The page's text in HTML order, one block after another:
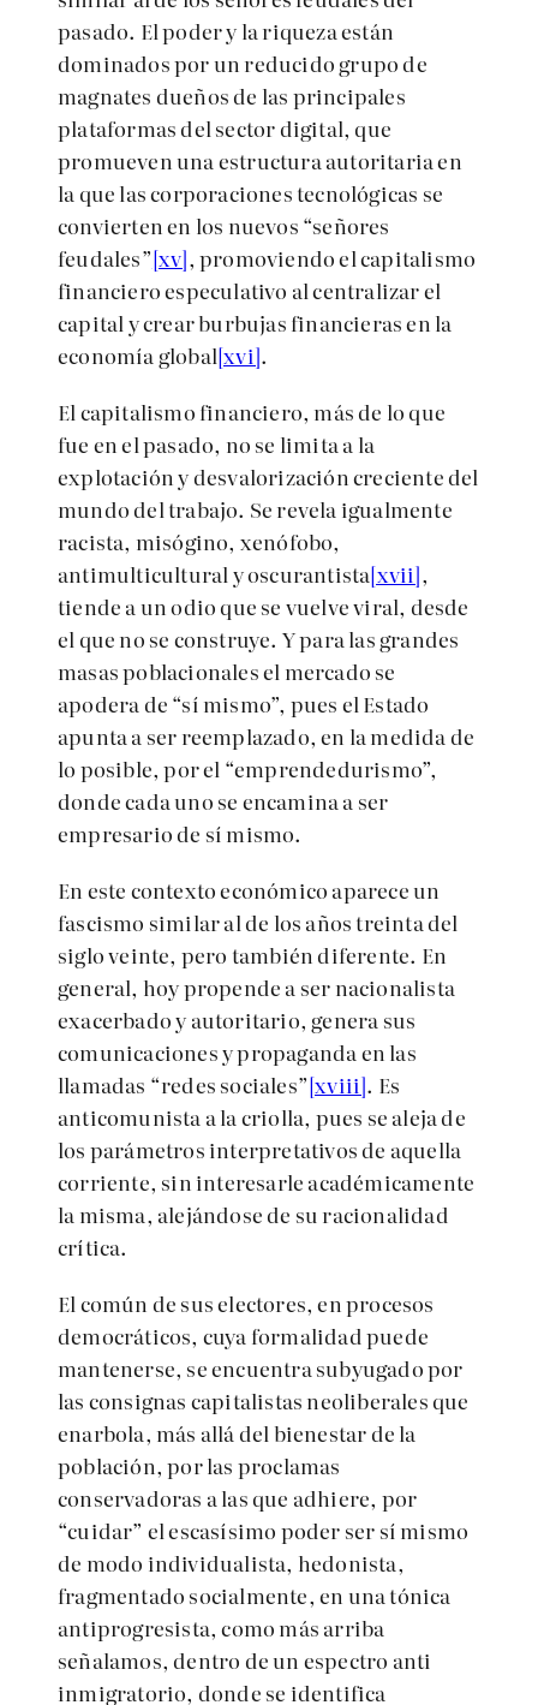
pasado. El poder y la riqueza están
dominados por un reducido grupo de
magnates dueños de las principales
plataformas del sector digital, que
promueven una estructura autoritaria en
la que las corporaciones tecnológicas se
convierten en los nuevos “señores
feudales”[xv], promoviendo el capitalismo
financiero especulativo al centralizar el
capital y crear burbujas financieras en la
economía global[xvi].
El capitalismo financiero, más de lo que
fue en el pasado, no se limita a la
explotación y desvalorización creciente del
mundo del trabajo. Se revela igualmente
racista, misógino, xenófobo,
antimulticultural y oscurantista[xvii],
tiende a un odio que se vuelve viral, desde
el que no se construye. Y para las grandes
masas poblacionales el mercado se
apodera de “sí mismo”, pues el Estado
apunta a ser reemplazado, en la medida de
lo posible, por el “emprendedurismo”,
donde cada uno se encamina a ser
empresario de sí mismo.
En este contexto económico aparece un
fascismo similar al de los años treinta del
siglo veinte, pero también diferente. En
general, hoy propende a ser nacionalista
exacerbado y autoritario, genera sus
comunicaciones y propaganda en las
llamadas “redes sociales”[xviii]. Es
anticomunista a la criolla, pues se aleja de
los parámetros interpretativos de aquella
corriente, sin interesarle académicamente
la misma, alejándose de su racionalidad
crítica.
El común de sus electores, en procesos
democráticos, cuya formalidad puede
mantenerse, se encuentra subyugado por
las consignas capitalistas neoliberales que
enarbola, más allá del bienestar de la
población, por las proclamas
conservadoras a las que adhiere, por
“cuidar” el escasísimo poder ser sí mismo
de modo individualista, hedonista,
fragmentado socialmente, en una tónica
antiprogresista, como más arriba
señalamos, dentro de un espectro anti
inmigratorio, donde se identifica